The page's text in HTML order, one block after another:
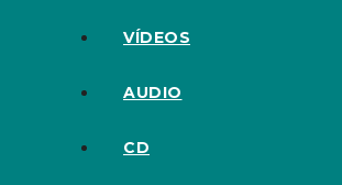
VÍDEOS
AUDIO
CD